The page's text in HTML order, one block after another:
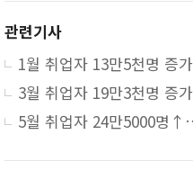
관련기사